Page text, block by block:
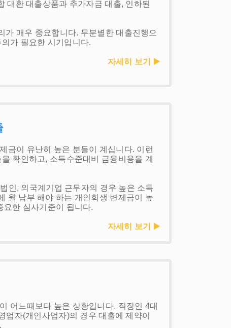
대환 대출상품과 추가자금 대출, 인하된
가 매우 중요합니다. 무분별한 대출진행으
가 필요한 시기입니다.
자세히 보기 ▶️
금이 유난히 높은 분들이 계십니다. 이런
확인하고, 소득수준대비 금융비용을 계
인, 외국계기업 근무자의 경우 높은 소득
월 납부 해야 하는 개인회생 변제금이 높
요한 심사기준이 됩니다.
자세히 보기 ▶️
어느때보다 높은 상황입니다. 직장인 4대
업자(개인사업자)의 경우 대출에 제약이